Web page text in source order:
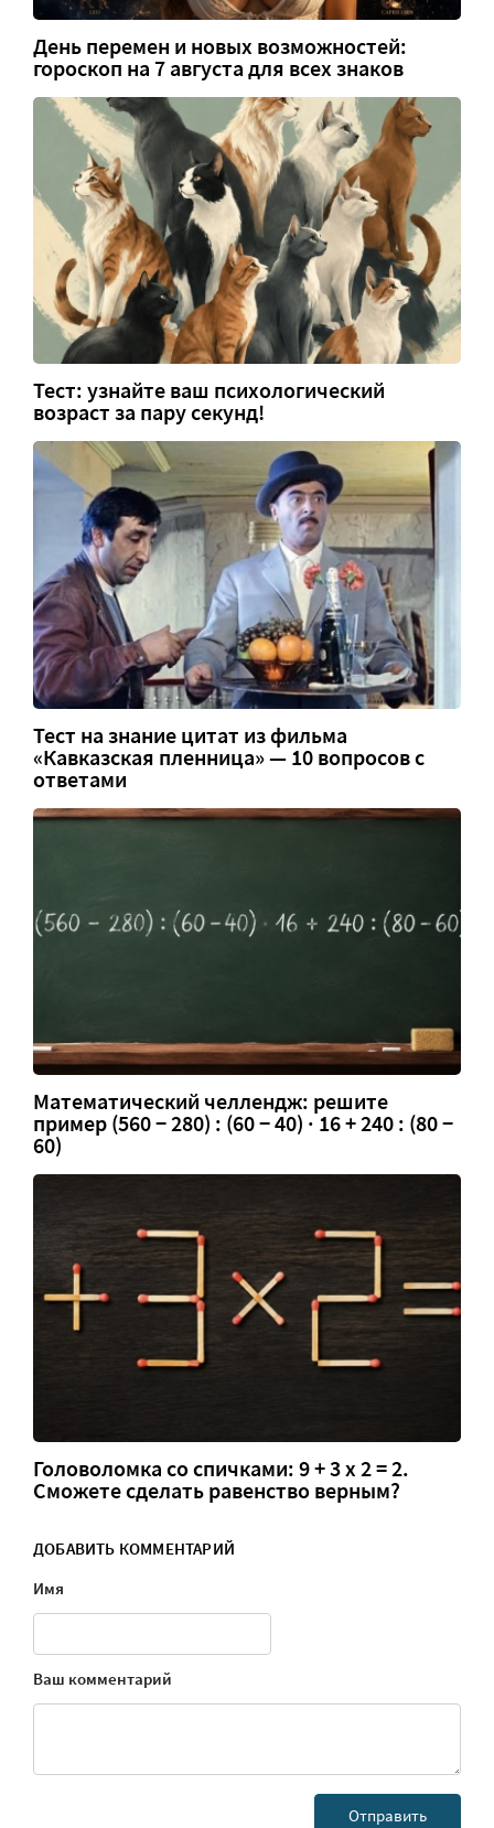
День перемен и новых возможностей:
гороскоп на 7 августа для всех знаков
Тест: узнайте ваш психологический
возраст за пару секунд!
Тест на знание цитат из фильма
«Кавказская пленница» — 10 вопросов с
ответами
Математический челлендж: решите
пример (560 − 280) : (60 − 40) · 16 + 240 : (80 −
60)
Головоломка со спичками: 9 + 3 х 2 = 2.
Сможете сделать равенство верным?
ДОБАВИТЬ КОММЕНТАРИЙ
Имя
Ваш комментарий